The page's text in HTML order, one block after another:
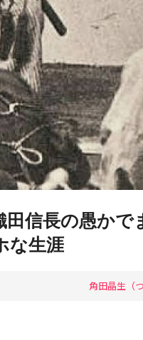
信長の愚かで
な生涯
角田晶生（